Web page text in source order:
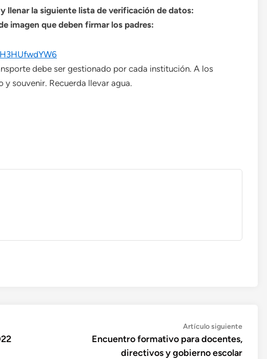
llenar la siguiente lista de verificación de datos:
imagen que deben firmar los padres:
debe ser gestionado por cada institución. A los
souvenir. Recuerda llevar agua.
Artículo siguienteArtículo
Encuentro formativo para docentes,
directivos y gobierno escolar